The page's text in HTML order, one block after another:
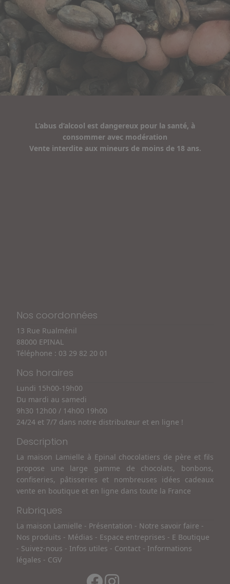
L’abus d’alcool est dangereux pour la santé, à
consommer avec modération
Vente interdite aux mineurs de moins de 18 ans.
Nos coordonnées
13 Rue Rualménil
88000 EPINAL
Téléphone : 03 29 82 20 01
Nos horaires
Lundi 15h00-19h00
Du mardi au samedi
9h30 12h00 / 14h00 19h00
24/24 et 7/7 dans notre distributeur et en ligne !
Description
La maison Lamielle à Epinal chocolatiers de père et fils
propose une large gamme de chocolats, bonbons,
confiseries, pâtisseries et nombreuses idées cadeaux
vente en boutique et en ligne dans toute la France
Rubriques
La maison Lamielle - Présentation - Notre savoir faire -
Nos produits - Médias - Espace entreprises - E Boutique
- Suivez-nous - Infos utiles - Contact - Informations
légales - CGV